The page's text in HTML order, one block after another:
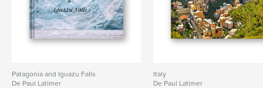
Patagonia and Iguazu Falls
De Paul Latimer
Italy
De Paul Latimer